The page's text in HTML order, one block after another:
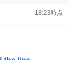
18:23時点